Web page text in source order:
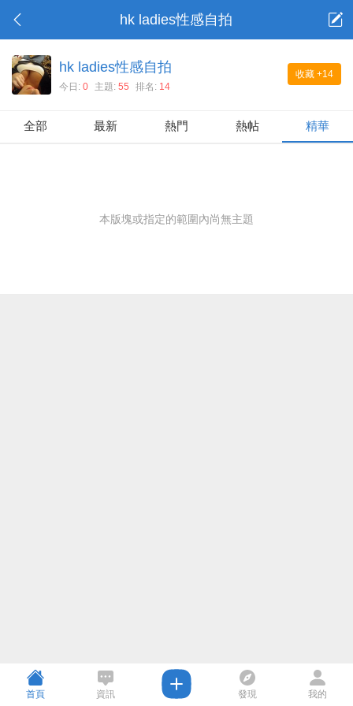
hk ladies性感自拍
收藏 +14
hk ladies性感自拍
今日: 0 主題: 55 排名: 14
全部 最新 熱門 熱帖 精華
本版塊或指定的範圍內尚無主題
首頁 資訊 發現 我的